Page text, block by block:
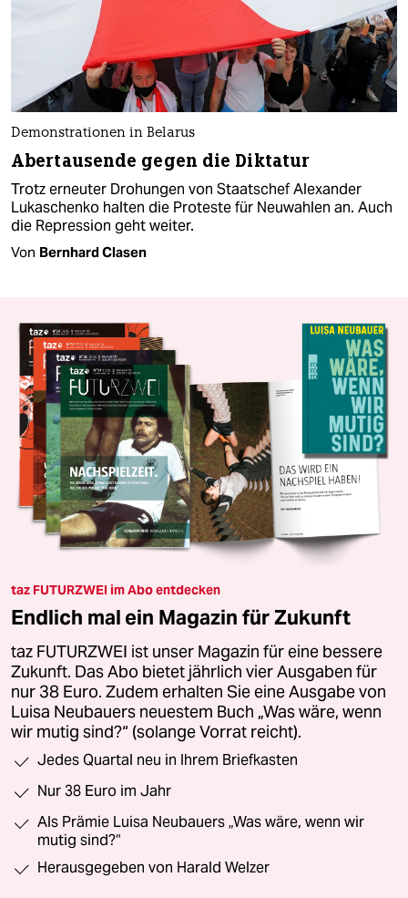
Demonstrationen in Belarus
Abertausende gegen die Diktatur
Trotz erneuter Drohungen von Staatschef Alexander
Lukaschenko halten die Proteste für Neuwahlen an. Auch
die Repression geht weiter.
Von Bernhard Clasen
taz FUTURZWEI im Abo entdecken
Endlich mal ein Magazin für Zukunft
taz FUTURZWEI ist unser Magazin für eine bessere
Zukunft. Das Abo bietet jährlich vier Ausgaben für
nur 38 Euro. Zudem erhalten Sie eine Ausgabe von
Luisa Neubauers neuestem Buch „Was wäre, wenn
wir mutig sind?“ (solange Vorrat reicht).
Jedes Quartal neu in Ihrem Briefkasten
Nur 38 Euro im Jahr
Als Prämie Luisa Neubauers „Was wäre, wenn wir
mutig sind?“
Herausgegeben von Harald Welzer